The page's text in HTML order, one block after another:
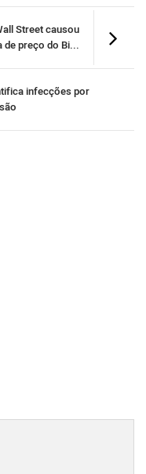
Street causou
de preço do Bi...
infecções por